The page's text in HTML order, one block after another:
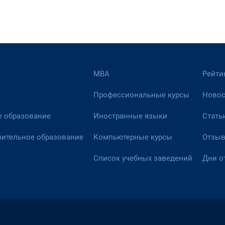
образование
МВА
Профессиональные курсы
Иностранные языки
Компьютерные курсы
Список учебных заведений Дни